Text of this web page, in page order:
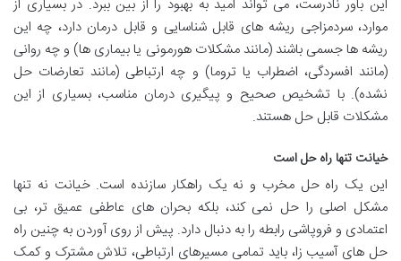
این باور نادرست، می تواند امید به بهبود را از بین ببرد. در بسیاری از
موارد، سردمزاجی ریشه های قابل شناسایی و قابل درمان دارد، چه این
ریشه ها جسمی باشند (مانند مشکلات هورمونی یا بیماری ها) و چه روانی
(مانند افسردگی، اضطراب یا تروما) و چه ارتباطی (مانند تعارضات حل
نشده). با تشخیص صحیح و پیگیری درمان مناسب، بسیاری از این
مشکلات قابل حل هستند.
خیانت تنها راه حل است
این یک راه حل مخرب و نه یک راهکار سازنده است. خیانت نه تنها
مشکل اصلی را حل نمی کند، بلکه بحران های عاطفی عمیق تر، بی
اعتمادی و فروپاشی رابطه را به دنبال دارد. پیش از روی آوردن به چنین راه
حل های آسیب زا، باید تمامی مسیرهای ارتباطی، تلاش مشترک و کمک